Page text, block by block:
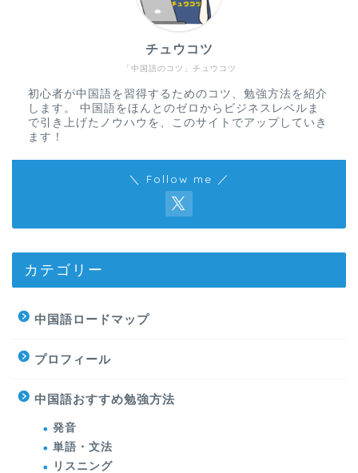
「中国語のコツ」チュウコツ
チュウコツ
初心者が中国語を習得するためのコツ、勉強方法を紹介
します。 中国語をほんとのゼロからビジネスレベルま
で引き上げたノウハウを、このサイトでアップしていき
ます！
＼ Follow me ／
カテゴリー
中国語ロードマップ
プロフィール
中国語おすすめ勉強方法
発音
単語・文法
リスニング